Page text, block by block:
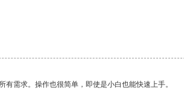
需求。操作也很简单，即使是小白也能快速上手。